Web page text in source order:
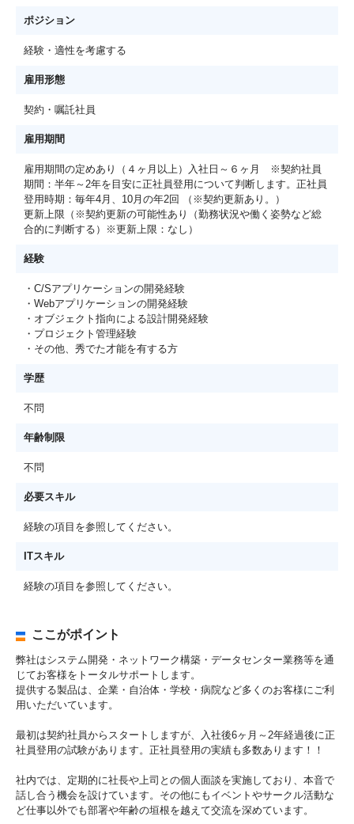
ポジション
経験・適性を考慮する
雇用形態
契約・嘱託社員
雇用期間
雇用期間の定めあり（４ヶ月以上）入社日～６ヶ月 ※契約社員
期間：半年～2年を目安に正社員登用について判断します。正社員
登用時期：毎年4月、10月の年2回 （※契約更新あり。）
更新上限（※契約更新の可能性あり（勤務状況や働く姿勢など総
合的に判断する）※更新上限：なし）
経験
・C/Sアプリケーションの開発経験
・Webアプリケーションの開発経験
・オブジェクト指向による設計開発経験
・プロジェクト管理経験
・その他、秀でた才能を有する方
学歴
不問
年齢制限
不問
必要スキル
経験の項目を参照してください。
ITスキル
経験の項目を参照してください。
ここがポイント
弊社はシステム開発・ネットワーク構築・データセンター業務等を通
じてお客様をトータルサポートします。
提供する製品は、企業・自治体・学校・病院など多くのお客様にご利
用いただいています。
最初は契約社員からスタートしますが、入社後6ヶ月～2年経過後に正
社員登用の試験があります。正社員登用の実績も多数あります！！
社内では、定期的に社長や上司との個人面談を実施しており、本音で
話し合う機会を設けています。その他にもイベントやサークル活動な
ど仕事以外でも部署や年齢の垣根を越えて交流を深めています。